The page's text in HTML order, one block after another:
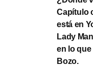
Capítulo
está en
Lady
en lo
Bozo.